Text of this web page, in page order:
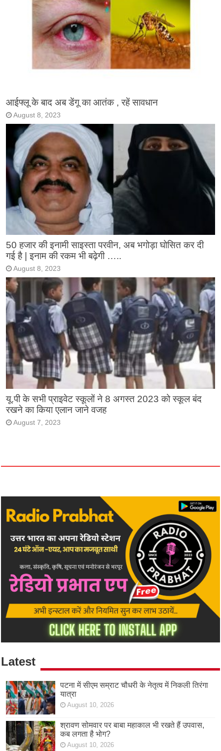
आईफ्लू के बाद अब डेंगू का आतंक , रहें सावधान
August 8, 2023
50 हजार की इनामी साइस्ता परवीन, अब भगोड़ा घोसित कर दी
गई है | इनाम की रकम भी बढ़ेगी …..
August 8, 2023
यू.पी के सभी प्राइवेट स्कूलों ने 8 अगस्त 2023 को स्कूल बंद
रखने का किया एलान जाने वजह
August 7, 2023
Latest
पटना में सीएम सम्राट चौधरी के नेतृत्व में निकली तिरंगा
यात्रा
August 10, 2026
श्रावण सोमवार पर बाबा महाकाल भी रखते हैं उपवास,
कब लगता है भोग?
August 10, 2026